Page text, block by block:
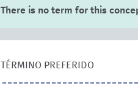
There is no term for this
TÉRMINO PREFERIDO